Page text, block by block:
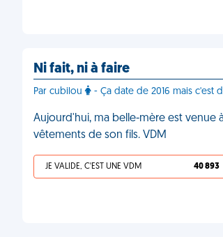
Ni fait, ni à faire
Par cubilou - Ça date de 2016 mais c'est
Aujourd'hui, ma belle-mère est venue
vêtements de son fils. VDM
JE VALIDE, C'EST UNE VDM 40 893